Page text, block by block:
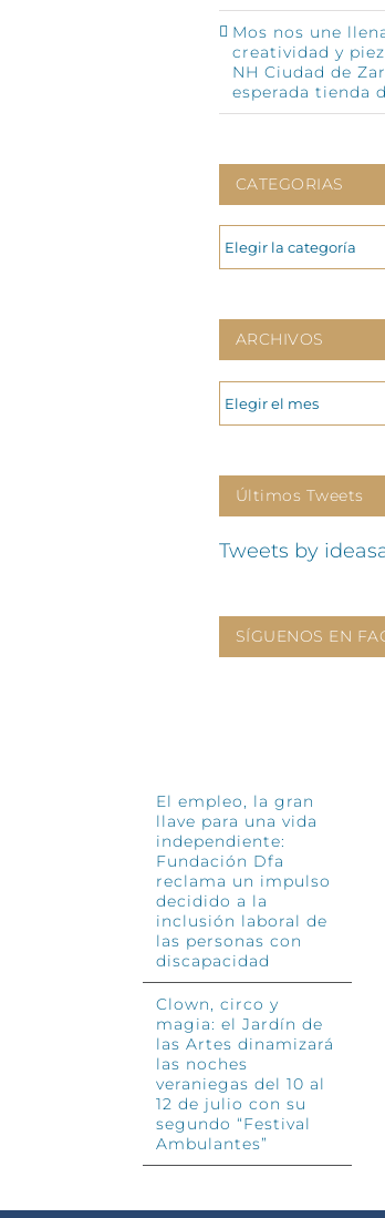
Mos nos une
creatividad y
NH Ciudad de
esperada tienda
CATEGORIAS
CATEGORIAS
ARCHIVOS
ARCHIVOS
Últimos Tweets
Tweets by
SÍGUENOS EN
El empleo, la gran
llave para una vida
independiente:
Fundación Dfa
reclama un impulso
decidido a la
inclusión laboral de
las personas con
discapacidad
Clown, circo y
magia: el Jardín de
las Artes dinamizará
las noches
veraniegas del 10 al
12 de julio con su
segundo “Festival
Ambulantes”